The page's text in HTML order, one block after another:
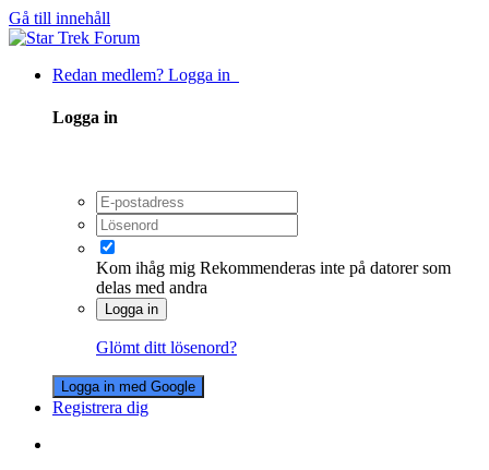
Gå till innehåll
Redan medlem? Logga in
Logga in
Kom ihåg mig Rekommenderas inte på datorer som
delas med andra
Logga in
Glömt ditt lösenord?
Logga in med Google
Registrera dig